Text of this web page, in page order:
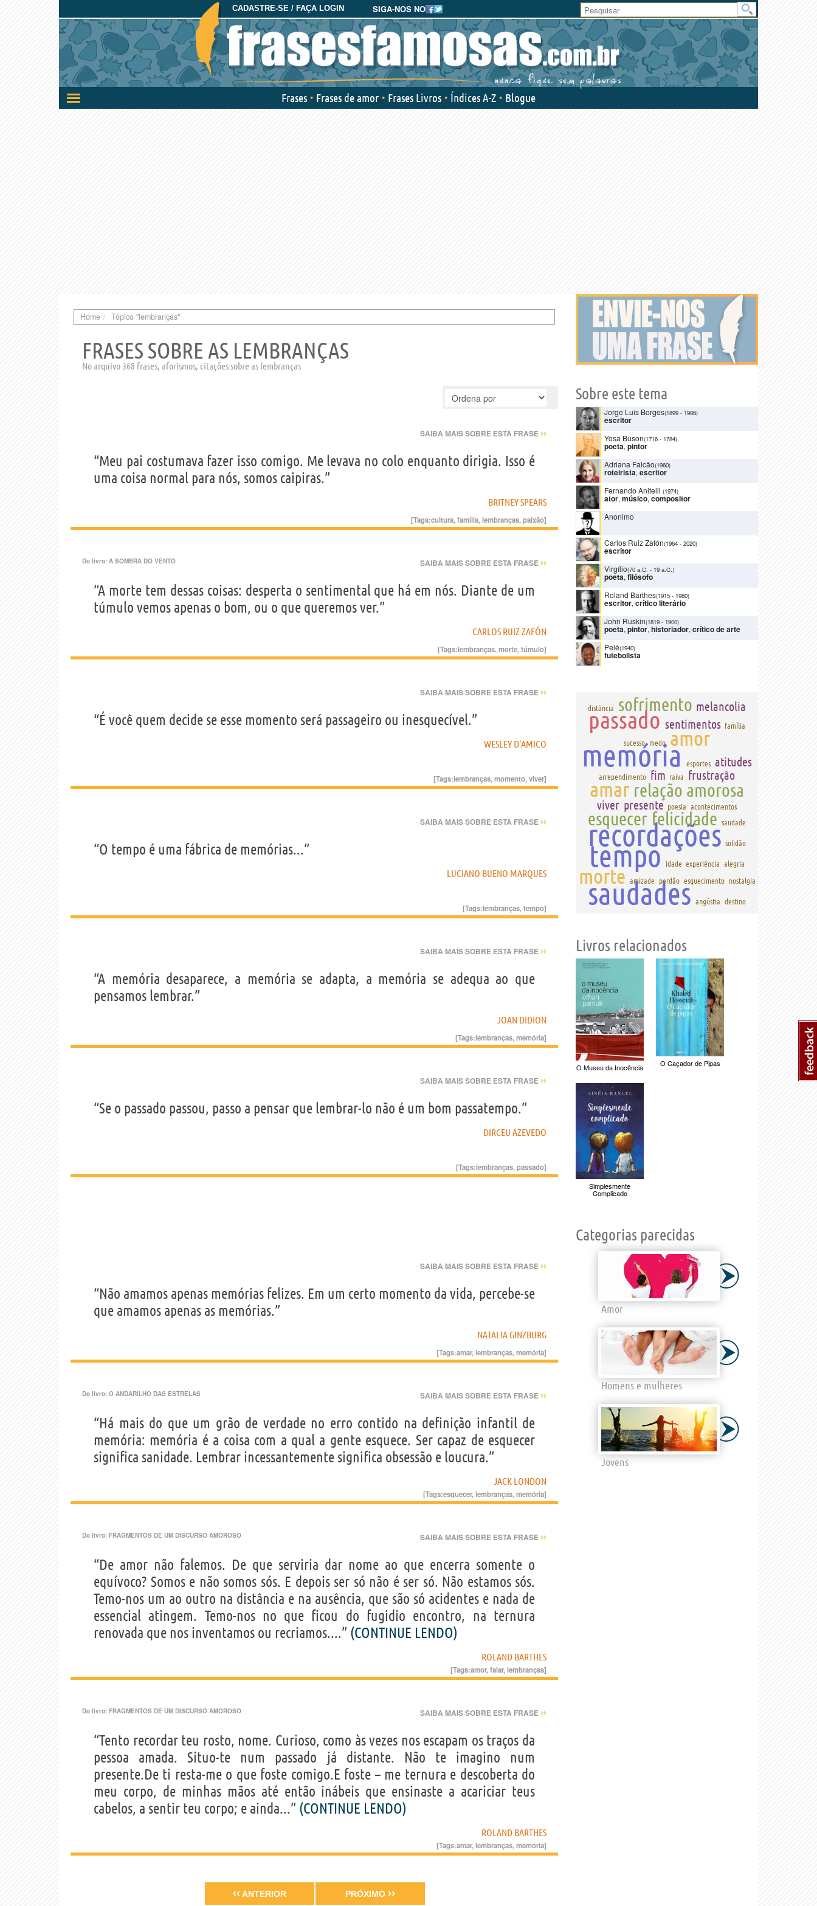
SIGA-NOS NO
CADASTRE-SE / FAÇA LOGIN
Ativar/desativar
a
Área
do
Usuário
Frases Frases de amor Frases Livros Índices A-Z Blogue
Home Tópico "lembranças"
FRASES SOBRE AS LEMBRANÇAS
No arquivo 368 frases, aforismos, citações sobre as lembranças
SAIBA MAIS SOBRE ESTA FRASE ››
“Meu pai costumava fazer isso comigo. Me levava no colo enquanto dirigia. Isso é
uma coisa normal para nós, somos caipiras.”
BRITNEY SPEARS
[Tags:cultura,família,lembranças,paixão]
Do livro: A SOMBRA DO VENTO SAIBA MAIS SOBRE ESTA FRASE ››
“A morte tem dessas coisas: desperta o sentimental que há em nós. Diante de um
túmulo vemos apenas o bom, ou o que queremos ver.”
CARLOS RUIZ ZAFÓN
[Tags:lembranças,morte,túmulo]
SAIBA MAIS SOBRE ESTA FRASE ››
“É você quem decide se esse momento será passageiro ou inesquecível.”
WESLEY D'AMICO
[Tags:lembranças,momento,viver]
SAIBA MAIS SOBRE ESTA FRASE ››
“O tempo é uma fábrica de memórias...”
LUCIANO BUENO MARQUES
[Tags:lembranças,tempo]
SAIBA MAIS SOBRE ESTA FRASE ››
“A memória desaparece, a memória se adapta, a memória se adequa ao que
pensamos lembrar.”
JOAN DIDION
[Tags:lembranças,memória]
SAIBA MAIS SOBRE ESTA FRASE ››
“Se o passado passou, passo a pensar que lembrar-lo não é um bom passatempo.”
DIRCEU AZEVEDO
[Tags:lembranças,passado]
SAIBA MAIS SOBRE ESTA FRASE ››
“Não amamos apenas memórias felizes. Em um certo momento da vida, percebe-se
que amamos apenas as memórias.”
NATALIA GINZBURG
[Tags:amar,lembranças,memória]
Do livro: O ANDARILHO DAS ESTRELAS SAIBA MAIS SOBRE ESTA FRASE ››
“Há mais do que um grão de verdade no erro contido na definição infantil de
memória: memória é a coisa com a qual a gente esquece. Ser capaz de esquecer
significa sanidade. Lembrar incessantemente significa obsessão e loucura.”
JACK LONDON
[Tags:esquecer,lembranças,memória]
Do livro: FRAGMENTOS DE UM DISCURSO AMOROSO SAIBA MAIS SOBRE ESTA FRASE ››
“De amor não falemos. De que serviria dar nome ao que encerra somente o
equívoco? Somos e não somos sós. E depois ser só não é ser só. Não estamos sós.
Temo-nos um ao outro na distância e na ausência, que são só acidentes e nada de
essencial atingem. Temo-nos no que ficou do fugidio encontro, na ternura
renovada que nos inventamos ou recriamos....” (CONTINUE LENDO)
ROLAND BARTHES
[Tags:amor,falar,lembranças]
Do livro: FRAGMENTOS DE UM DISCURSO AMOROSO SAIBA MAIS SOBRE ESTA FRASE ››
“Tento recordar teu rosto, nome. Curioso, como às vezes nos escapam os traços da
pessoa amada. Situo-te num passado já distante. Não te imagino num
presente.De ti resta-me o que foste comigo.E foste – me ternura e descoberta do
meu corpo, de minhas mãos até então inábeis que ensinaste a acariciar teus
cabelos, a sentir teu corpo; e ainda...” (CONTINUE LENDO)
ROLAND BARTHES
[Tags:amar,lembranças,memória]
‹‹ ANTERIOR PRÓXIMO ››
Sobre este tema
Jorge Luis Borges(1899 - 1986)
escritor
Yosa Buson(1716 - 1784)
poeta, pintor
Adriana Falcão(1960)
roteirista, escritor
Fernando Anitelli (1974)
ator, músico, compositor
Anonimo
Carlos Ruiz Zafón(1964 - 2020)
escritor
Virgílio(70 a.C. - 19 a.C.)
poeta, filósofo
Roland Barthes(1915 - 1980)
escritor, crítico literário
John Ruskin(1819 - 1900)
poeta, pintor, historiador, crítico de arte
Pelé(1940)
futebolista
distância sofrimento melancolia
passado sentimentos família
sucesso medo amor
memória esportes atitudes
arrependimento fim raiva frustração
amar relação amorosa
viver presente poesia acontecimentos
esquecer felicidade saudade
recordações solidão
tempo idade experiência alegria
morte amizade perdão esquecimento nostalgia
saudades angústia destino
Livros relacionados
O Museu da Inocência O Caçador de Pipas
Simplesmente
Complicado
Categorias parecidas
Amor
Homens e mulheres
Jovens